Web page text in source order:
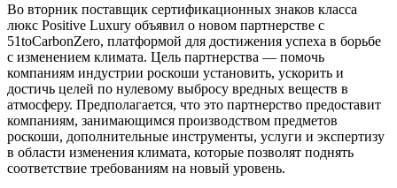
Во вторник поставщик сертификационных знаков класса
люкс Positive Luxury объявил о новом партнерстве с
51toCarbonZero, платформой для достижения успеха в борьбе
с изменением климата. Цель партнерства — помочь
компаниям индустрии роскоши установить, ускорить и
достичь целей по нулевому выбросу вредных веществ в
атмосферу. Предполагается, что это партнерство предоставит
компаниям, занимающимся производством предметов
роскоши, дополнительные инструменты, услуги и экспертизу
в области изменения климата, которые позволят поднять
соответствие требованиям на новый уровень.